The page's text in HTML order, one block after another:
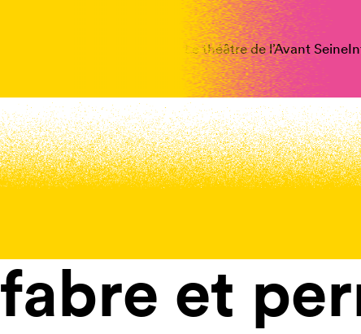
Le théâtre de l’Avant Seine
fabre et